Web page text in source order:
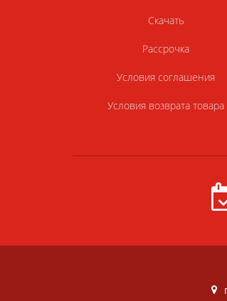
Скачать
Рассрочка
Условия соглашения
Условия возврата товара